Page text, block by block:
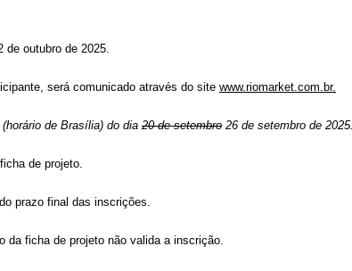
de outubro de 2025.
será comunicado através do site www.riomarket.com.br.
de Brasília) do dia 20 de setembro 26 de setembro de
de projeto.
prazo final das inscrições.
da ficha de projeto não valida a inscrição.